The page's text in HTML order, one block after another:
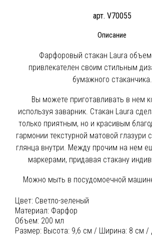
арт. V70055
Описание
Фарфоровый стакан Laura
привлекателен своим стильным
бумажного стаканчика.
Вы можете приготавливать в нем
используя заварник. Стакан Laura
только приятным, но и красивым
гармонии текстурной матовой глазури
глянца внутри. Между прочим на нем
маркерами, придавая стакану
Можно мыть в посудомоечной
Цвет: Светло-зеленый
Материал: Фарфор
Объем: 200 мл
Размер: Высота: 9,6 см / Ширина: 8 см /